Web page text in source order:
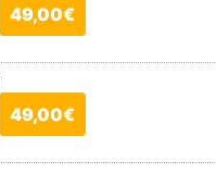
49,00€
49,00€